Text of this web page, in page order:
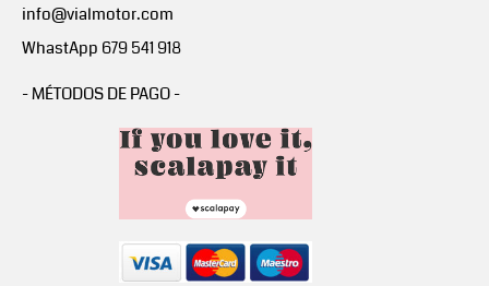
info@vialmotor.com
WhastApp 679 541 918
- MÉTODOS DE PAGO -